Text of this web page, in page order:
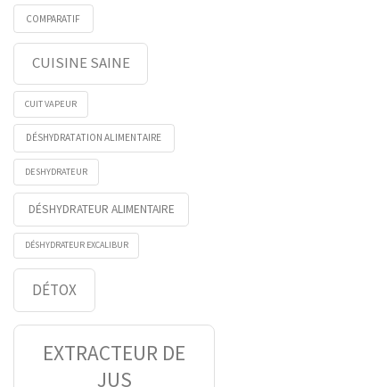
COMPARATIF
CUISINE SAINE
CUIT VAPEUR
DÉSHYDRATATION ALIMENTAIRE
DESHYDRATEUR
DÉSHYDRATEUR ALIMENTAIRE
DÉSHYDRATEUR EXCALIBUR
DÉTOX
EXTRACTEUR DE
JUS